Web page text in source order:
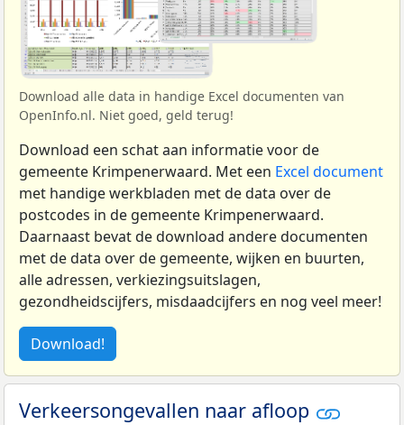
Download alle data in handige Excel documenten van
OpenInfo.nl. Niet goed, geld terug!
Download een schat aan informatie voor de
gemeente Krimpenerwaard. Met een Excel document
met handige werkbladen met de data over de
postcodes in de gemeente Krimpenerwaard.
Daarnaast bevat de download andere documenten
met de data over de gemeente, wijken en buurten,
alle adressen, verkiezingsuitslagen,
gezondheidscijfers, misdaadcijfers en nog veel meer!
Download!
Verkeersongevallen naar afloop